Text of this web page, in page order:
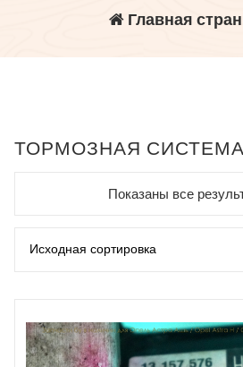
Главная
ТОРМОЗНАЯ СИСТЕМА
Показаны все